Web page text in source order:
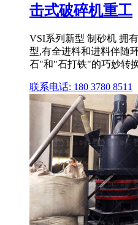
击式破碎机重工
VSI系列新型 制砂机 拥
型,有全进料和进料伴随
石"和"石打铁"的巧妙转
联系电话: 180 3780 8511